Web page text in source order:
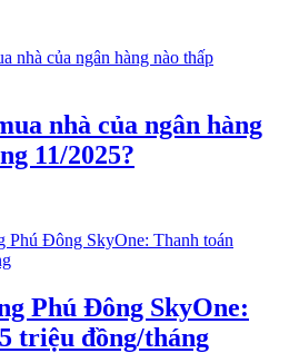
nhà của ngân hàng
11/2025?
Phú Đông SkyOne:
triệu đồng/tháng